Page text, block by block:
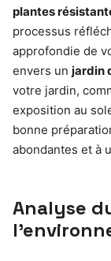
plantes
processus
approfondie de
envers un jardin
votre jardin,
exposition au
bonne
abondantes et à
Analyse